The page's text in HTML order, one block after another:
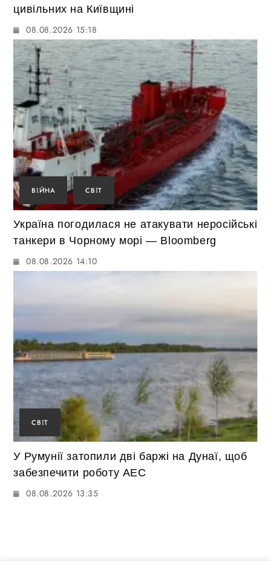
цивільних на Київщині
08.08.2026 15:18
ВІЙНА СВІТ
Україна погодилася не атакувати неросійські
танкери в Чорному морі — Bloomberg
08.08.2026 14:10
СВІТ
У Румунії затопили дві баржі на Дунаї, щоб
забезпечити роботу АЕС
08.08.2026 13:35